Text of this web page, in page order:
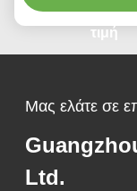
τιμή
Μας ελάτε σε
Ltd.